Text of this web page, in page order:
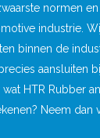
normen
industrie.
binnen de
aansluiten
wat HTR Rubber
Neem dan